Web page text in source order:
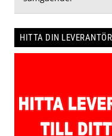
HITTA DIN